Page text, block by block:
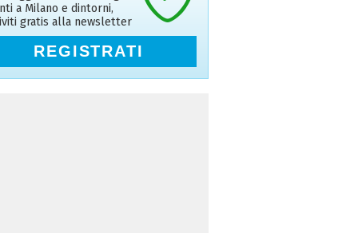
a Milano e dintorni,
gratis alla newsletter
REGISTRATI